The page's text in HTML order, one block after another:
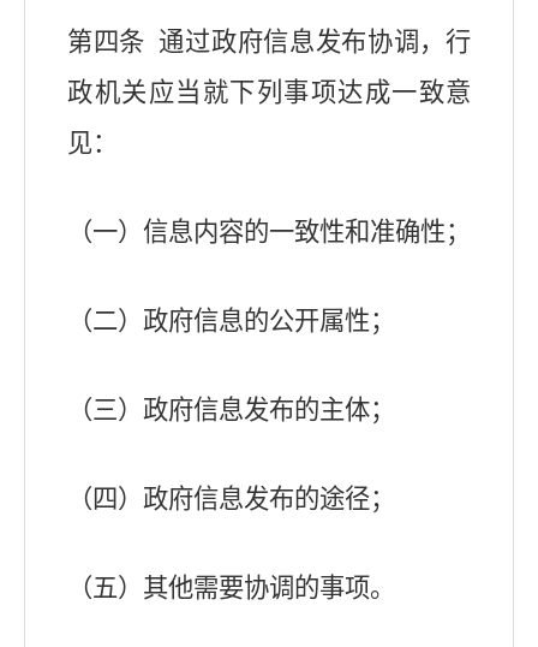
第四条 通过政府信息发布协调，行
政机关应当就下列事项达成一致意
见：
（一）信息内容的一致性和准确性；
（二）政府信息的公开属性；
（三）政府信息发布的主体；
（四）政府信息发布的途径；
（五）其他需要协调的事项。